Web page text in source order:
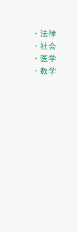
・法律
・社会
・医学
・数学